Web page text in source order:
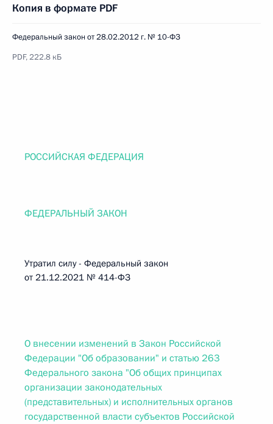
Копия в формате PDF
Федеральный закон от 28.02.2012 г. № 10-ФЗ
PDF, 222.8 кБ
РОССИЙСКАЯ ФЕДЕРАЦИЯ
ФЕДЕРАЛЬНЫЙ ЗАКОН
Утратил силу - Федеральный закон
от 21.12.2021 № 414-ФЗ
О внесении изменений в Закон Российской
Федерации "Об образовании" и статью 263
Федерального закона "Об общих принципах
организации законодательных
(представительных) и исполнительных органов
государственной власти субъектов Российской